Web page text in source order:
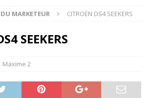
MARKETEUR CITROËN DS4 SEEKERS
SEEKERS
Maxime 2